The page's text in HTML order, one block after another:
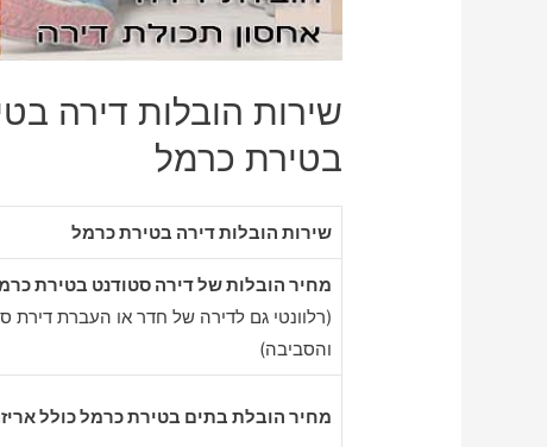
שירות הובלות דירה
בטירת כרמל
שירות הובלות דירה בטירת כרמל
מחיר הובלות של דירה סטודנט בטירת
(רלוונטי גם לדירה של חדר או העברת דירת
והסביבה)
מחיר הובלת בתים בטירת כרמל כולל